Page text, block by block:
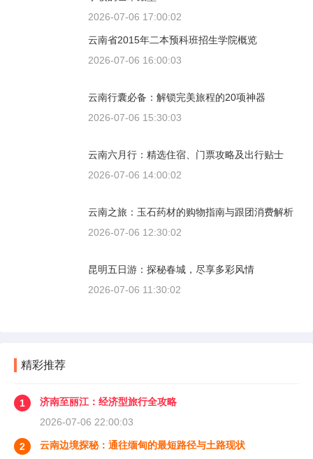
2026-07-06 17:00:02
云南省2015年二本预科班招生学院概览
2026-07-06 16:00:03
云南行囊必备：解锁完美旅程的20项神器
2026-07-06 15:30:03
云南六月行：精选住宿、门票攻略及出行贴士
2026-07-06 14:00:02
云南之旅：玉石药材的购物指南与跟团消费解析
2026-07-06 12:30:02
昆明五日游：探秘春城，尽享多彩风情
2026-07-06 11:30:02
精彩推荐
1
济南至丽江：经济型旅行全攻略
2026-07-06 22:00:03
2
云南边境探秘：通往缅甸的最短路径与土路现状